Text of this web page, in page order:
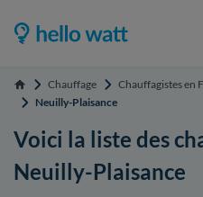
Accueil Chauffage Chauffagistes en
Neuilly-Plaisance
Voici la liste des
Neuilly-Plaisance